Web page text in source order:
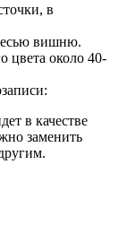
в
вишню.
цвета около 40-
в качестве
заменить